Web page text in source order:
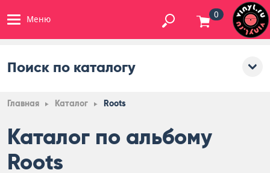
Меню 0
Поиск по каталогу
Главная Каталог Roots
Каталог по альбому
Roots